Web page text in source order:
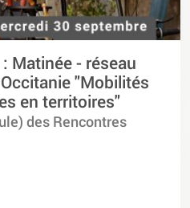
Matinée - réseau
"Mobilités
en territoires"
des Rencontres